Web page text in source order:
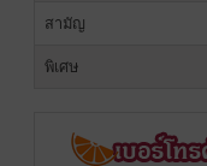
สามัญ
พิเศษ